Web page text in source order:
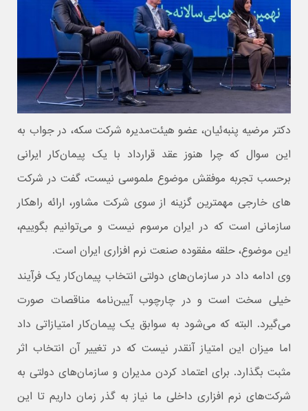
دکتر مرضیه پنبه‌ئیان، عضو هیئت‌مدیره شرکت سکه، در جواب به
این سوال که چرا هنوز عقد قرارداد با یک پیمان‌کار ایرانی
برحسب تجربه موفقش موضوع ملموسی نیست، گفت در شرکت
های خارجی مهمترین گزینه از سوی شرکت مشاور، ارائه راهکار
سازمانی است که در ایران مرسوم نیست و می‌توانیم بگوییم،
این موضوع، حلقه مفقوده صنعت نرم افزاری ایران است.
وی ادامه داد در سازمان‌های دولتی انتخاب پیمان‌کار یک فرآیند
خیلی سخت است و در چارچوب آیین‌نامه مناقصات صورت
می‌گیرد. البته که می‌شود به سوابق یک پیمان‌کار امتیازاتی داد
اما میزان این امتیاز آنقدر نیست که در تغییر آن انتخاب اثر
مثبت بگذارد. برای اعتماد کردن مدیران و سازمان‌های دولتی به
شرکت‌های نرم افزاری داخلی ما نیاز به گذر زمان داریم تا این